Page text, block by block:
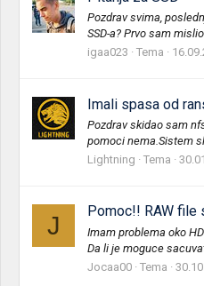
Pozdrav svima,
SSD-a? Prvo sam
igaa023
Tema
Imali spasa od
Pozdrav skidao sam
pomoci nema.Sistem
Lightning
Tema
J Pomoc!! RAW file
Imam problema oko
Da li je moguce
Jocaa00 Tema